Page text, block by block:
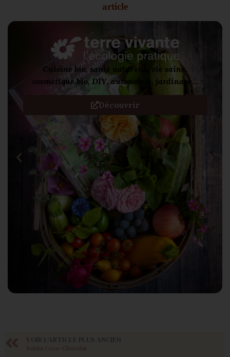
article
Cuisine bio, santé naturelle, vie saine,
cosmétique bio, DIY, autonomie, jardinage…
Découvrir
VOIR L'ARTICLE PLUS ANCIEN